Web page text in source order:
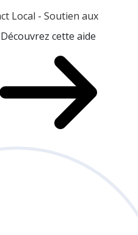
Local - Soutien aux
Découvrez cette aide